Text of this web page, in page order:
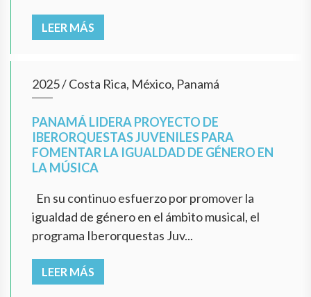
LEER MÁS
2025/Costa Rica, México, Panamá
PANAMÁ LIDERA PROYECTO DE
IBERORQUESTAS JUVENILES PARA
FOMENTAR LA IGUALDAD DE GÉNERO EN
LA MÚSICA
En su continuo esfuerzo por promover la
igualdad de género en el ámbito musical, el
programa Iberorquestas Juv...
LEER MÁS